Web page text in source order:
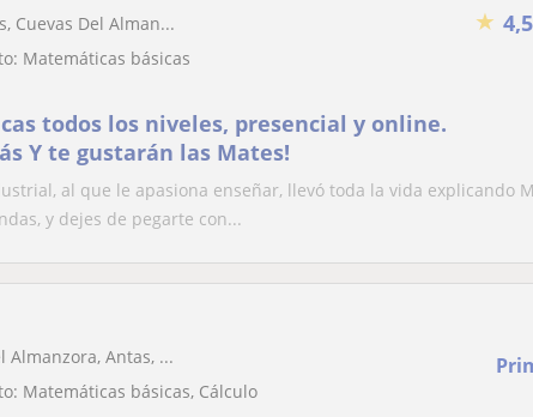
★ 4,5
Cuevas Del Alman...
Matemáticas básicas
todos los niveles, presencial y online.
Y te gustarán las Mates!
al que le apasiona enseñar, llevó toda la vida explicando
y dejes de pegarte con...
Almanzora, Antas, ...
Matemáticas básicas, Cálculo